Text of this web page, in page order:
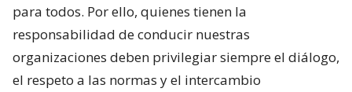
para todos. Por ello, quienes tienen la
responsabilidad de conducir nuestras
organizaciones deben privilegiar siempre el diálogo,
el respeto a las normas y el intercambio